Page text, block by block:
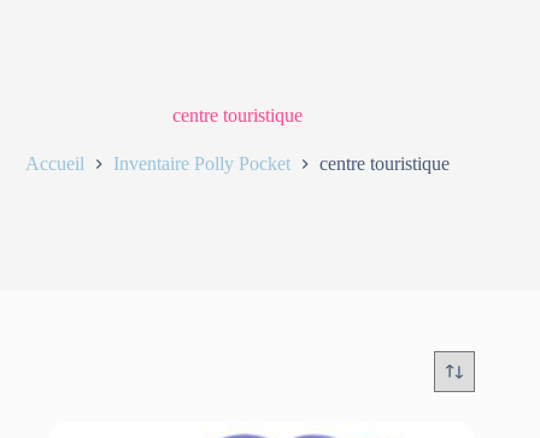
centre touristique
Accueil Inventaire Polly Pocket centre touristique